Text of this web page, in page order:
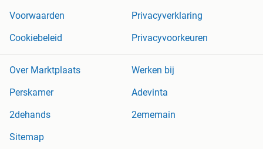
Voorwaarden
Privacyverklaring
Cookiebeleid
Privacyvoorkeuren
Over Marktplaats
Werken bij
Perskamer
Adevinta
2dehands
2ememain
Sitemap